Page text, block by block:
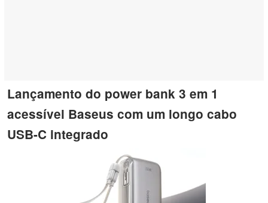
Lançamento do power bank 3 em 1
acessível Baseus com um longo cabo
USB-C integrado